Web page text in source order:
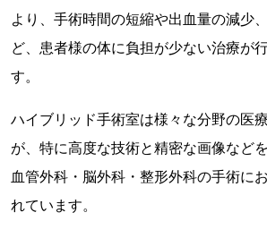
より、手術時間の短縮や出血量の減少
ど、患者様の体に負担が少ない治療が
す。
ハイブリッド手術室は様々な分野の医
が、特に高度な技術と精密な画像など
血管外科・脳外科・整形外科の手術に
れています。